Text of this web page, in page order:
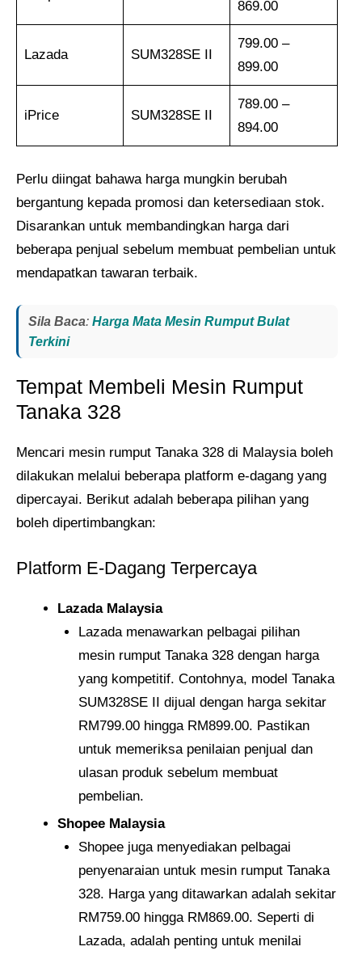
869.00
Lazada SUM328SE II
799.00 –
899.00
iPrice SUM328SE II
789.00 –
894.00
Perlu diingat bahawa harga mungkin berubah
bergantung kepada promosi dan ketersediaan stok.
Disarankan untuk membandingkan harga dari
beberapa penjual sebelum membuat pembelian untuk
mendapatkan tawaran terbaik.
Sila Baca: Harga Mata Mesin Rumput Bulat
Terkini
Tempat Membeli Mesin Rumput
Tanaka 328
Mencari mesin rumput Tanaka 328 di Malaysia boleh
dilakukan melalui beberapa platform e-dagang yang
dipercayai. Berikut adalah beberapa pilihan yang
boleh dipertimbangkan:
Platform E-Dagang Terpercaya
Lazada Malaysia
Lazada menawarkan pelbagai pilihan
mesin rumput Tanaka 328 dengan harga
yang kompetitif. Contohnya, model Tanaka
SUM328SE II dijual dengan harga sekitar
RM799.00 hingga RM899.00. Pastikan
untuk memeriksa penilaian penjual dan
ulasan produk sebelum membuat
pembelian.
Shopee Malaysia
Shopee juga menyediakan pelbagai
penyenaraian untuk mesin rumput Tanaka
328. Harga yang ditawarkan adalah sekitar
RM759.00 hingga RM869.00. Seperti di
Lazada, adalah penting untuk menilai